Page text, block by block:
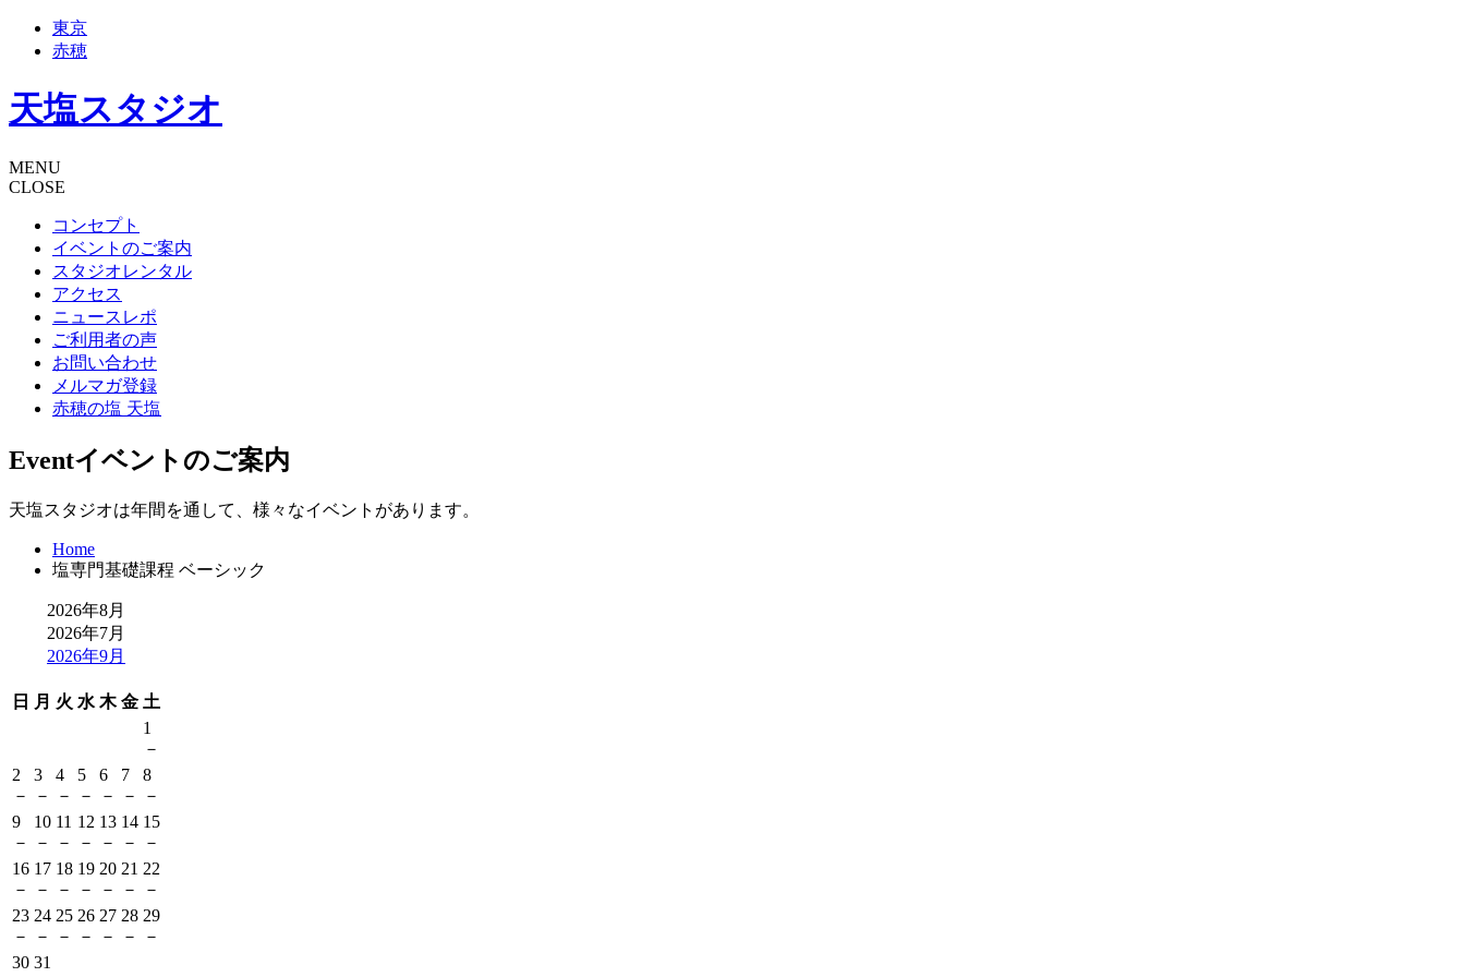
東京
赤穂
天塩スタジオ
MENU
CLOSE
コンセプト
イベントのご案内
スタジオレンタル
アクセス
ニュースレポ
ご利用者の声
お問い合わせ
メルマガ登録
赤穂の塩 天塩
Eventイベントのご案内
天塩スタジオは年間を通して、様々なイベントがあります。
Home
塩専門基礎課程 ベーシック
2026年8月
2026年7月
2026年9月
日 月 火 水 木 金 土
1
－
2
－
3
－
4
－
5
－
6
－
7
－
8
－
9
－
10
－
11
－
12
－
13
－
14
－
15
－
16
－
17
－
18
－
19
－
20
－
21
－
22
－
23
－
24
－
25
－
26
－
27
－
28
－
29
－
30 31